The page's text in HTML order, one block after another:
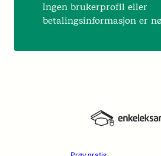
Ingen brukerprofil eller
betalingsinformasjon er